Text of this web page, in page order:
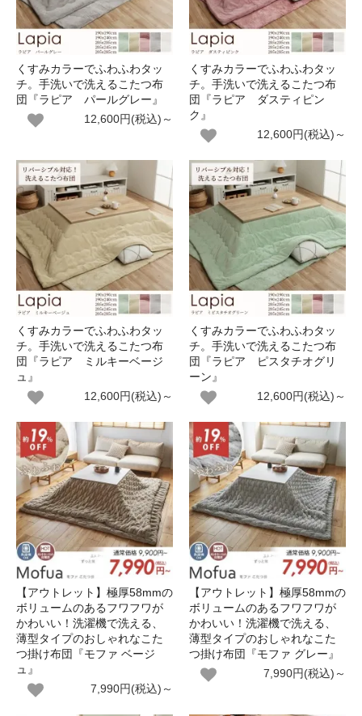
くすみカラーでふわふわタッ
チ。手洗いで洗えるこたつ布
団『ラピア パールグレー』
12,600円(税込)～
くすみカラーでふわふわタッ
チ。手洗いで洗えるこたつ布
団『ラピア ダスティピン
ク』
12,600円(税込)～
くすみカラーでふわふわタッ
チ。手洗いで洗えるこたつ布
団『ラピア ミルキーベージ
ュ』
12,600円(税込)～
くすみカラーでふわふわタッ
チ。手洗いで洗えるこたつ布
団『ラピア ピスタチオグリ
ーン』
12,600円(税込)～
【アウトレット】極厚58mmの
ボリュームのあるフワフワが
かわいい！洗濯機で洗える、
薄型タイプのおしゃれなこた
つ掛け布団『モファ ベージ
ュ』
7,990円(税込)～
【アウトレット】極厚58mmの
ボリュームのあるフワフワが
かわいい！洗濯機で洗える、
薄型タイプのおしゃれなこた
つ掛け布団『モファ グレー』
7,990円(税込)～